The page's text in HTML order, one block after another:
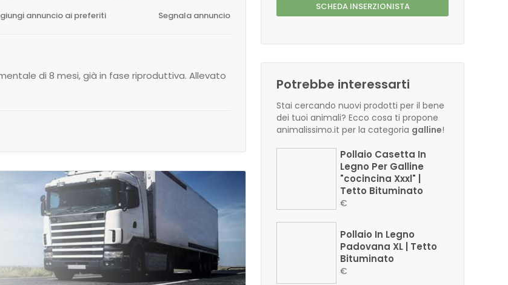
annuncio ai preferiti Segnala annuncio
di 8 mesi, già in fase riproduttiva. Allevato
SCHEDA INSERZIONISTA
Potrebbe interessarti
Stai cercando nuovi prodotti per il bene
dei tuoi animali? Ecco cosa ti propone
animalissimo.it per la categoria galline!
Pollaio Casetta In
Legno Per Galline
"cocincina Xxxl" |
Tetto Bituminato
€
Pollaio In Legno
Padovana XL | Tetto
Bituminato
€